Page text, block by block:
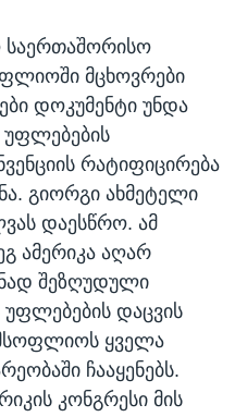
საერთაშორისო
მცხოვრები
დოკუმენტი უნდა
რატიფიცირება
გიორგი ახმეტელი
დაესწრო. ამ
ამერიკა აღარ
შეზღუდული
დაცვის
ყველა
ჩააყენებს.
კონგრესი მის